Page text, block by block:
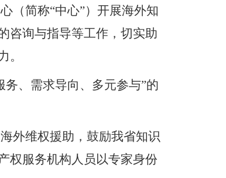
（简称“中心”）开展海外知
咨询与指导等工作，切实助
。
务、需求导向、多元参与”的
海外维权援助，鼓励我省知识
权服务机构人员以专家身份